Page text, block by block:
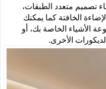
تصميم متعدد الطبقات،
الخافتة كما يمكنك
الأشياء الخاصة بك، أو
الأخرى.